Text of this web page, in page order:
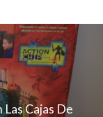
Cajas De